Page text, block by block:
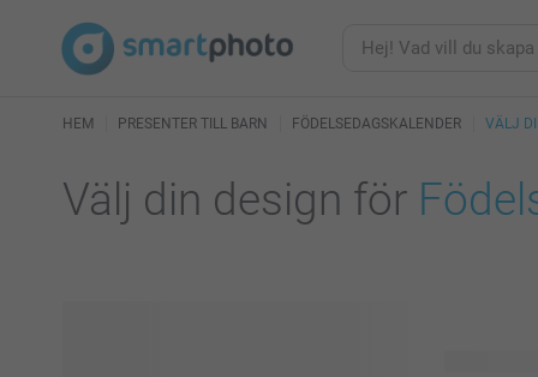
HEM PRESENTER TILL BARN FÖDELSEDAGSKALENDER VÄLJ
Välj din design för